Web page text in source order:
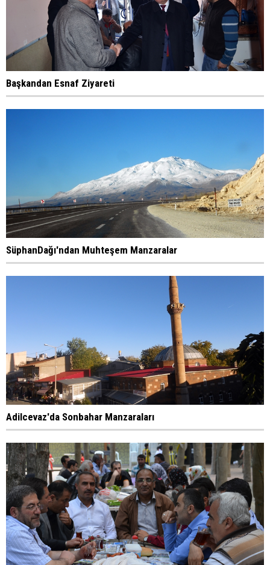
Başkandan Esnaf Ziyareti
SüphanDağı'ndan Muhteşem Manzaralar
Adilcevaz'da Sonbahar Manzaraları